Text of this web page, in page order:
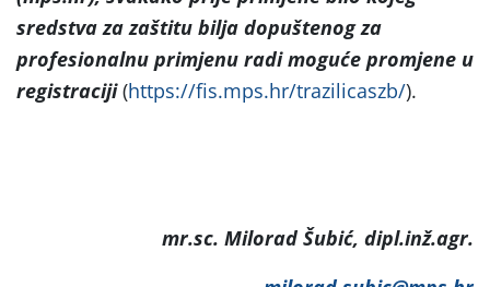
sredstva za zaštitu bilja dopuštenog za
profesionalnu primjenu radi moguće promjene u
registraciji(https://fis.mps.hr/trazilicaszb/).
mr.sc. Milorad Šubić, dipl.inž.agr.